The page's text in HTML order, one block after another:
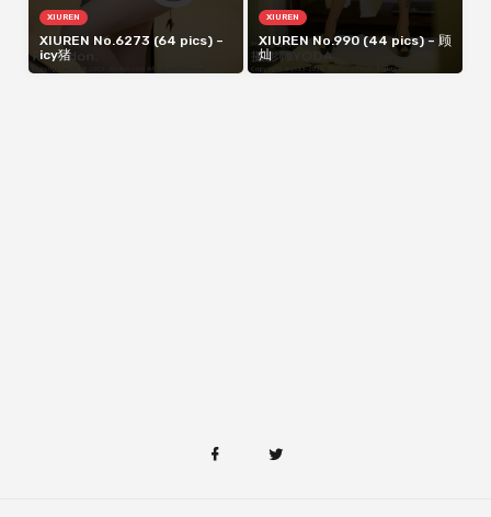
XIUREN
XIUREN No.6273 (64 pics) –
icy猪
XIUREN
XIUREN No.990 (44 pics) – 顾
灿